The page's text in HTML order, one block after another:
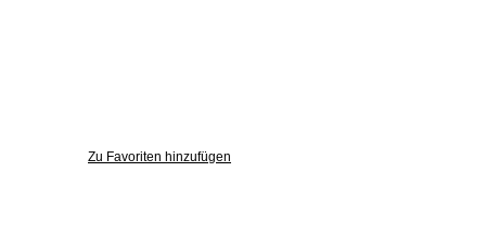
Zu Favoriten hinzufügen